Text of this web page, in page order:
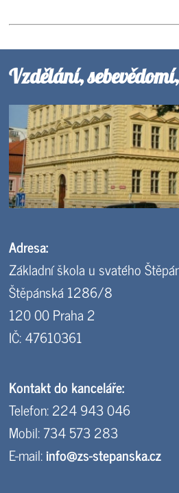
Vzdělání,
Adresa:
Základní škola u svatého
Štěpánská 1286/8
120 00 Praha 2
IČ: 47610361
Kontakt do kanceláře:
Telefon: 224 943 046
Mobil: 734 573 283
E-mail:info@zs-stepanska.cz